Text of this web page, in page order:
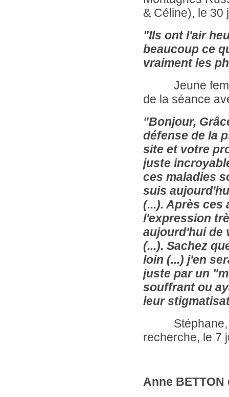
& Céline), le 30
"Ils ont l'air
beaucoup ce
vraiment les
Jeune
de la séance
"Bonjour,
défense de la
site et votre
juste
ces maladies
suis
(...). Après ces
l'expression
aujourd'hui de
(...). Sachez
loin (...) j'en
juste par un
souffrant ou
leur
Stéphane,
recherche, le 7
Anne